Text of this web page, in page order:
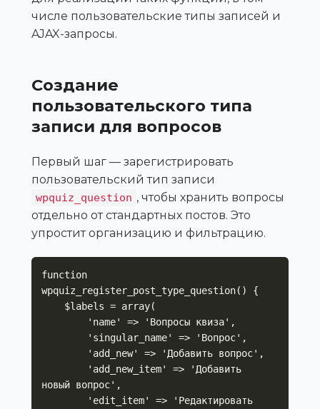
числе пользовательские типы записей и
AJAX-запросы.
Создание
пользовательского типа
записи для вопросов
Первый шаг — зарегистрировать
пользовательский тип записи
wpquiz_question , чтобы хранить вопросы
отдельно от стандартных постов. Это
упростит организацию и фильтрацию.
function
wpquiz_register_post_type_question() {
новый вопрос',